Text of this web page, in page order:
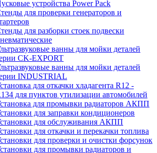
устройства Power Pack
для проверки генераторов и
для разборки стоек подвески
ванны для мойки деталей
CK-EXPORT
ванны для мойки деталей
INDUSTRIAL
для откачки хладагента R12 -
для пунктов утилизации автомобилей
для промывки радиаторов АКПП
для заправки кондиционеров
для обслуживания АКПП
для откачки и перекачки топлива
для проверки и очистки форсунок
для промывки радиаторов и